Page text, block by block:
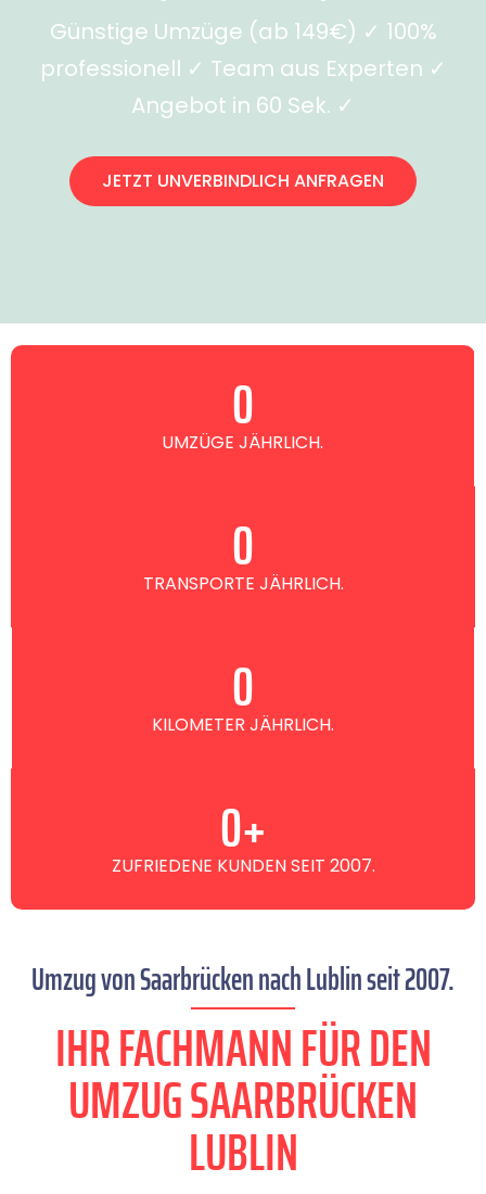
Günstige Umzüge (ab 149€) ✓ 100%
professionell ✓ Team aus Experten ✓
Angebot in 60 Sek. ✓
JETZT UNVERBINDLICH ANFRAGEN
UMZÜGE JÄHRLICH.
0
TRANSPORTE JÄHRLICH.
0
KILOMETER JÄHRLICH.
0
ZUFRIEDENE KUNDEN SEIT 2007.
0+
Umzug von Saarbrücken nach Lublin seit 2007.
IHR FACHMANN FÜR DEN
UMZUG SAARBRÜCKEN
LUBLIN